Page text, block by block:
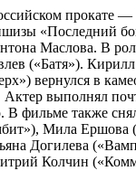
прокате
«Последний
Маслова. В
(«Батя»). Кирилл
вернулся в
Актер выполнял
В фильме также
Мила Ершова
Догилева
Колчин